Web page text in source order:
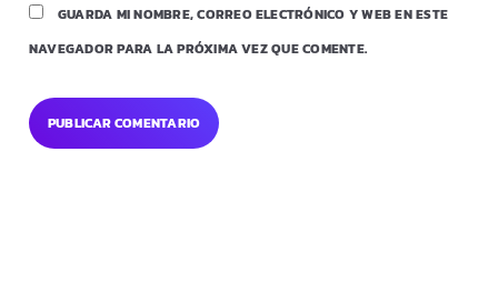
GUARDA MI NOMBRE, CORREO ELECTRÓNICO Y WEB EN ESTE
NAVEGADOR PARA LA PRÓXIMA VEZ QUE COMENTE.